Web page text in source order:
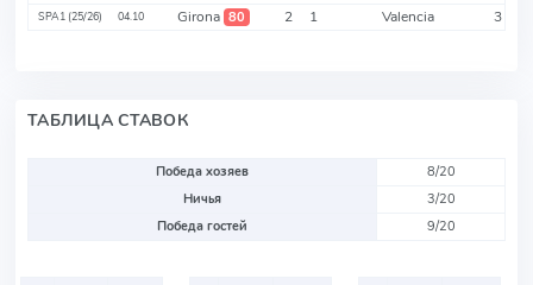
SPA1 (25/26) 04.10 Girona 80 2 1 Valencia 3
ТАБЛИЦА СТАВОК
Победа хозяев
8/20
Ничья
3/20
Победа гостей
9/20